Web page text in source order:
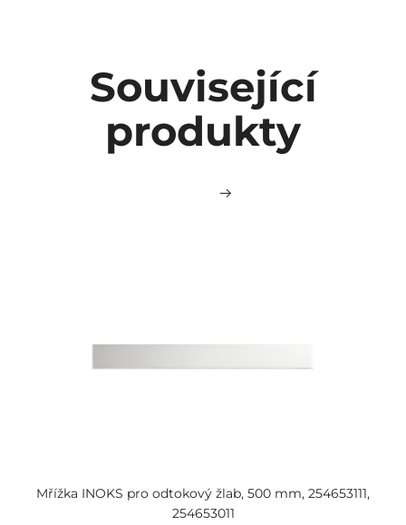
Související
produkty
Mřížka INOKS pro odtokový žlab, 500 mm, 254653111,
254653011